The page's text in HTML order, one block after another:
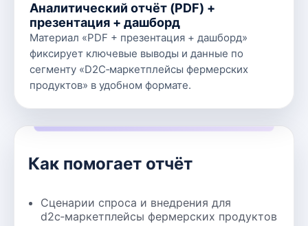
Как помогает отчёт
Сценарии спроса и внедрения для
d2c‑маркетплейсы фермерских продуктов
Аналитический отчёт (PDF) +
презентация + дашборд
Материал «PDF + презентация + дашборд»
фиксирует ключевые выводы и данные по
сегменту «D2C‑маркетплейсы фермерских
продуктов» в удобном формате.